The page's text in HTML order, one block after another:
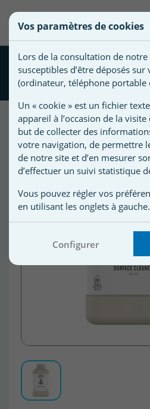
Nettoyant
Spa 1L
une
liste
Nom de
d'envies
Vous
devez
être
connecté
pour
ajouter
des
produits
à
votre
liste
Vos paramètres de cookies
Lors de la consultation de
susceptibles d’être déposés
(ordinateur, téléphone portable
Un « cookie » est un fichier
appareil à l’occasion de la
but de collecter des
votre navigation, de permettre
de notre site et d’en mesurer
d’effectuer un suivi statistique
Vous pouvez régler vos
en utilisant les onglets à gauche.
Configurer